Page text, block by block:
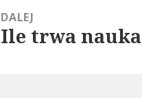
DALEJ
Następny
Ile trwa